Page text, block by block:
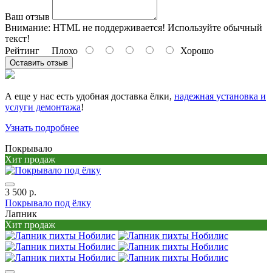
Ваш отзыв
Внимание: HTML не поддерживается! Используйте обычный
текст!
Рейтинг Плохо Хорошо
Оставить отзыв
А еще у нас есть удобная доставка ёлки, надежная установка и
услуги демонтажа!
Узнать подробнее
Покрывало
Хит продаж
3 500 р.
Покрывало под ёлку
Лапник
Хит продаж